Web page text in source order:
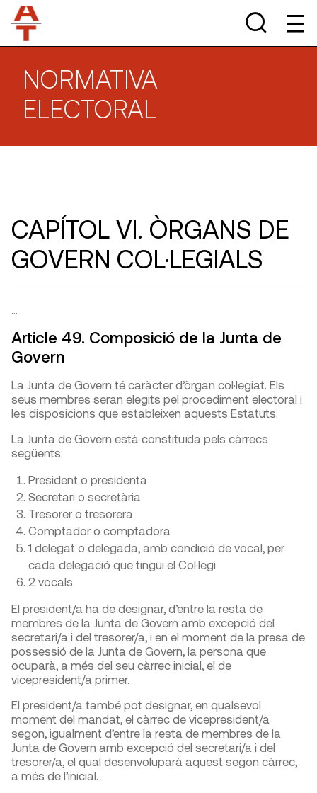
NORMATIVA
ELECTORAL
CAPÍTOL VI. ÒRGANS DE
GOVERN COL·LEGIALS
…
Article 49. Composició de la Junta de
Govern
La Junta de Govern té caràcter d’òrgan col·legiat. Els
seus membres seran elegits pel procediment electoral i
les disposicions que estableixen aquests Estatuts.
La Junta de Govern està constituïda pels càrrecs
següents:
President o presidenta
Secretari o secretària
Tresorer o tresorera
Comptador o comptadora
1 delegat o delegada, amb condició de vocal, per
cada delegació que tingui el Col·legi
2 vocals
El president/a ha de designar, d’entre la resta de
membres de la Junta de Govern amb excepció del
secretari/a i del tresorer/a, i en el moment de la presa de
possessió de la Junta de Govern, la persona que
ocuparà, a més del seu càrrec inicial, el de
vicepresident/a primer.
El president/a també pot designar, en qualsevol
moment del mandat, el càrrec de vicepresident/a
segon, igualment d’entre la resta de membres de la
Junta de Govern amb excepció del secretari/a i del
tresorer/a, el qual desenvoluparà aquest segon càrrec,
a més de l’inicial.